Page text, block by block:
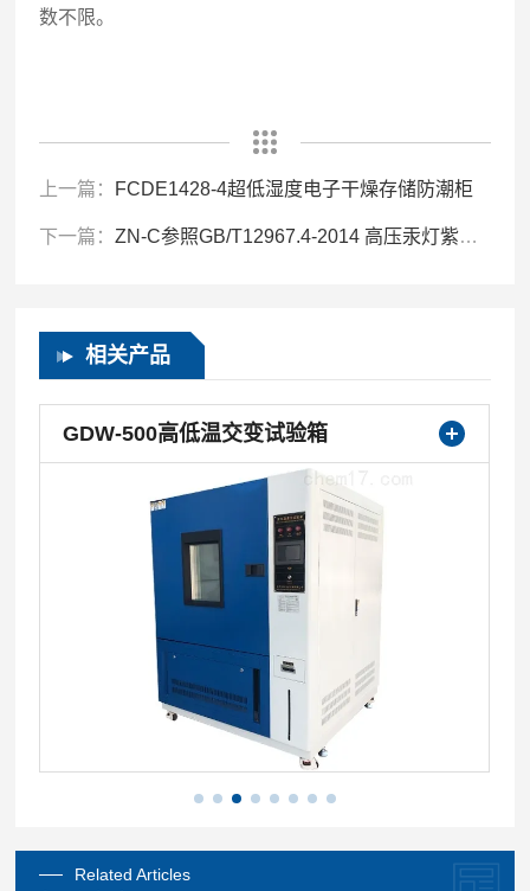
数不限。
上一篇： FCDE1428-4超低湿度电子干燥存储防潮柜
下一篇：ZN-C参照GB/T12967.4-2014 高压汞灯紫外试验箱
相关产品
GDW-500高低温交变试验箱
Related Articles